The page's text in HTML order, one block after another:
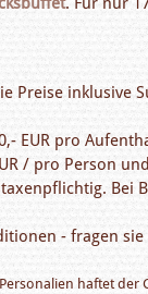
Preise inklusive
EUR pro
/ pro Person
Bei
- fragen sie
haftet der